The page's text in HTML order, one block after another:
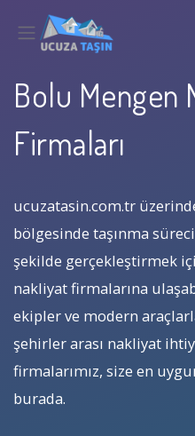
Bolu Mengen
Firmaları
ucuzatasin.com.tr
bölgesinde taşınma
şekilde gerçekleştirmek
nakliyat firmalarına
ekipler ve modern
şehirler arası nakliyat
firmalarımız, size en
burada.